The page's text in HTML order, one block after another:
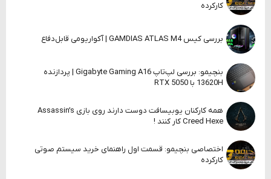
کارکرده
بررسی کیس GAMDIAS ATLAS M4 | آکواریومی قابل‌دفاع
بنچیمو: بررسی لپ‌تاپ Gigabyte Gaming A16 | پردازنده
13620H با RTX 5050
همه کارکنان یوبیسافت دوست دارند روی بازی Assassin’s
Creed Hexe کار کنند !
اختصاصی بنچیمو: قسمت اول راهنمای خرید سیستم صوتی
کارکرده